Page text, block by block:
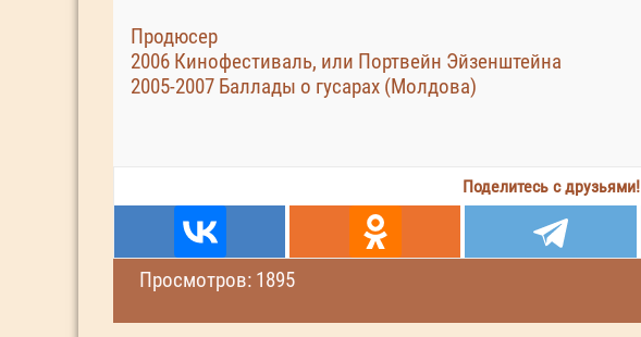
Продюсер
2006 Кинофестиваль, или Портвейн Эйзенштейна
2005-2007 Баллады о гусарах (Молдова)
Поделитесь с друзьями!
Просмотров: 1895